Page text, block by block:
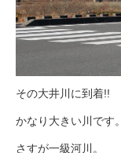
その大井川に到着!!
かなり大きい川です。
さすが一級河川。